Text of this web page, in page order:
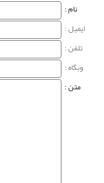
نام‌ :
ایمیل :
تلفن :
وبگاه‌ :
متن :